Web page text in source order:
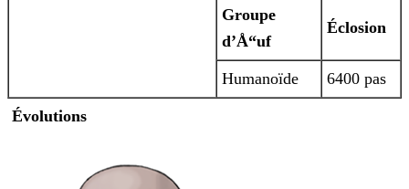
Groupe
d’Å“uf
Éclosion
Humanoïde 6400 pas
Évolutions